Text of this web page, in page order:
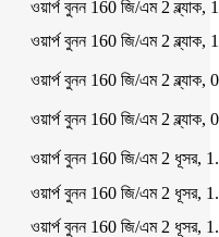
ওয়ার্প বুনন 160 জি/এম 2
ওয়ার্প বুনন 160 জি/এম 2
ওয়ার্প বুনন 160 জি/এম 2
ওয়ার্প বুনন 160 জি/এম 2
ওয়ার্প বুনন 160 জি/এম 2 ধূসর,
ওয়ার্প বুনন 160 জি/এম 2 ধূসর,
ওয়ার্প বুনন 160 জি/এম 2 ধূসর,